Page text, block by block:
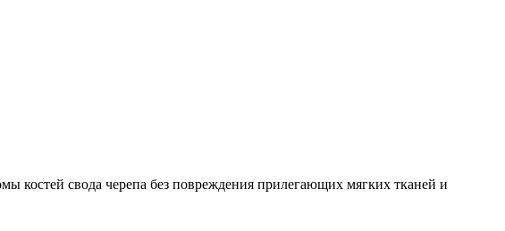
костей свода черепа без повреждения прилегающих мягких тканей и